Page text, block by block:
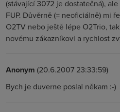
(stávající 3072 je dostatečná),
FUP. Důvěrně (= neoficiálně) mi
O2TV nebo ještě lépe O2Trio,
novému zákazníkovi a rychlost
Anonym (20.6.2007 23:33:59)
Bych je duverne poslal někam :-)